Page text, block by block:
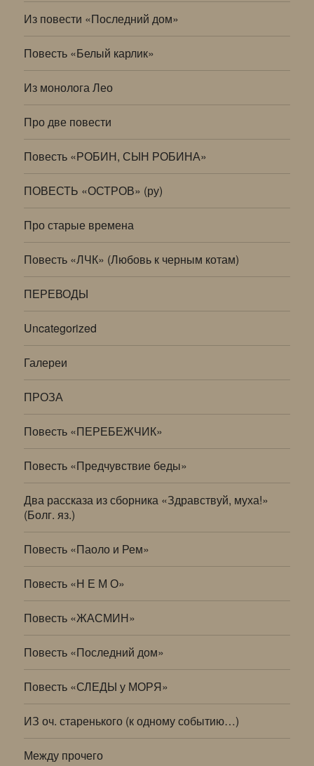
Из повести «Последний дом»
Повесть «Белый карлик»
Из монолога Лео
Про две повести
Повесть «РОБИН, СЫН РОБИНА»
ПОВЕСТЬ «ОСТРОВ» (ру)
Про старые времена
Повесть «ЛЧК» (Любовь к черным котам)
ПЕРЕВОДЫ
Uncategorized
Галереи
ПРОЗА
Повесть «ПЕРЕБЕЖЧИК»
Повесть «Предчувствие беды»
Два рассказа из сборника «Здравствуй, муха!»
(Болг. яз.)
Повесть «Паоло и Рем»
Повесть «Н Е М О»
Повесть «ЖАСМИН»
Повесть «Последний дом»
Повесть «СЛЕДЫ у МОРЯ»
ИЗ оч. старенького (к одному событию…)
Между прочего